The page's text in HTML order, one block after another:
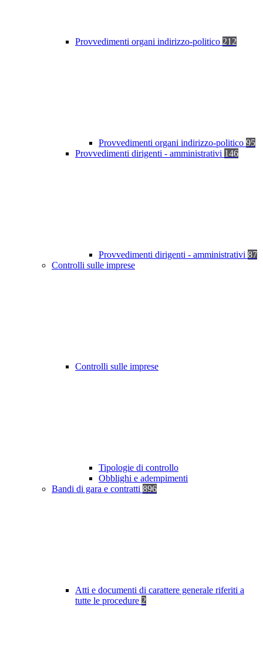
Provvedimenti organi indirizzo-politico 212
Provvedimenti organi indirizzo-politico 95
Provvedimenti dirigenti - amministrativi 146
Provvedimenti dirigenti - amministrativi 87
Controlli sulle imprese
Controlli sulle imprese
Tipologie di controllo
Obblighi e adempimenti
Bandi di gara e contratti 896
Atti e documenti di carattere generale riferiti a
tutte le procedure 2